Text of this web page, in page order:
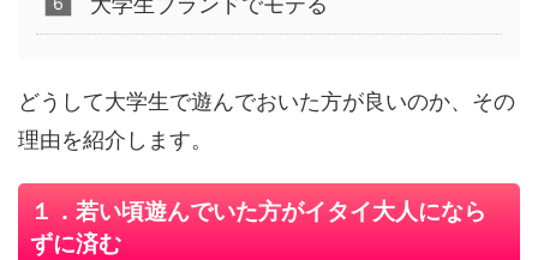
どうして大学生で遊んでおいた方が良いのか、その
理由を紹介します。
１．若い頃遊んでいた方がイタイ大人になら
ずに済む